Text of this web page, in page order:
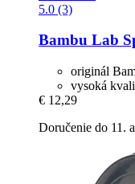
5.0 (3)
Bambu Lab
originál
vysoká
€ 12,29
Doručenie do 11.